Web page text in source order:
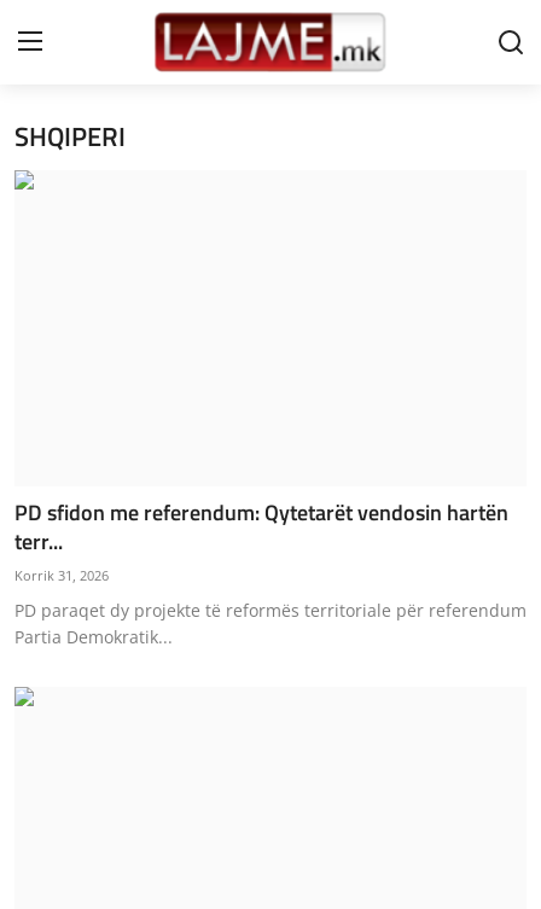
Shtëpi
SHENDETI
JETA
Gallery
SHQIPERI
PD sfidon me referendum: Qytetarët vendosin hartën
terr...
Korrik 31, 2026
PD paraqet dy projekte të reformës territoriale për referendum
Partia Demokratik...